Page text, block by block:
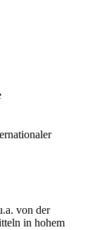
von der
in hohem